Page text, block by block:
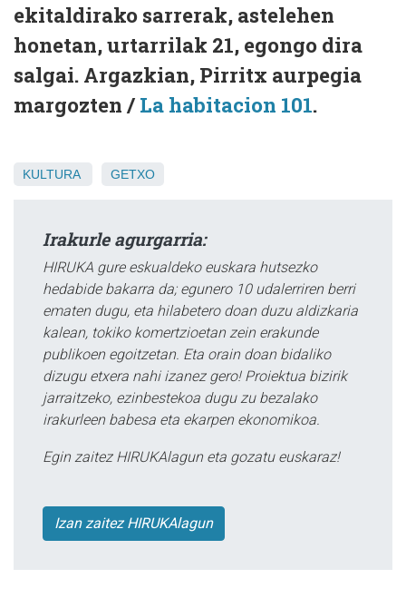
ekitaldirako sarrerak, astelehen
honetan, urtarrilak 21, egongo dira
salgai. Argazkian, Pirritx aurpegia
margozten / La habitacion 101.
KULTURA GETXO
Irakurle agurgarria:
HIRUKA gure eskualdeko euskara hutsezko
hedabide bakarra da; egunero 10 udalerriren berri
ematen dugu, eta hilabetero doan duzu aldizkaria
kalean, tokiko komertzioetan zein erakunde
publikoen egoitzetan. Eta orain doan bidaliko
dizugu etxera nahi izanez gero! Proiektua bizirik
jarraitzeko, ezinbestekoa dugu zu bezalako
irakurleen babesa eta ekarpen ekonomikoa.
Egin zaitez HIRUKAlagun eta gozatu euskaraz!
Izan zaitez HIRUKAlagun